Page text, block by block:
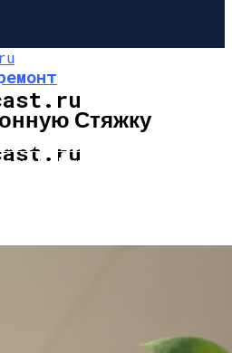
И РЕМОНТ
Ваш Правильный Выбор
Стяжку